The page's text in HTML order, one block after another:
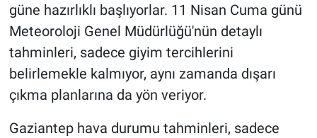
güne hazırlıklı başlıyorlar. 11 Nisan Cuma günü
Meteoroloji Genel Müdürlüğü'nün detaylı
tahminleri, sadece giyim tercihlerini
belirlemekle kalmıyor, aynı zamanda dışarı
çıkma planlarına da yön veriyor.
Gaziantep hava durumu tahminleri, sadece